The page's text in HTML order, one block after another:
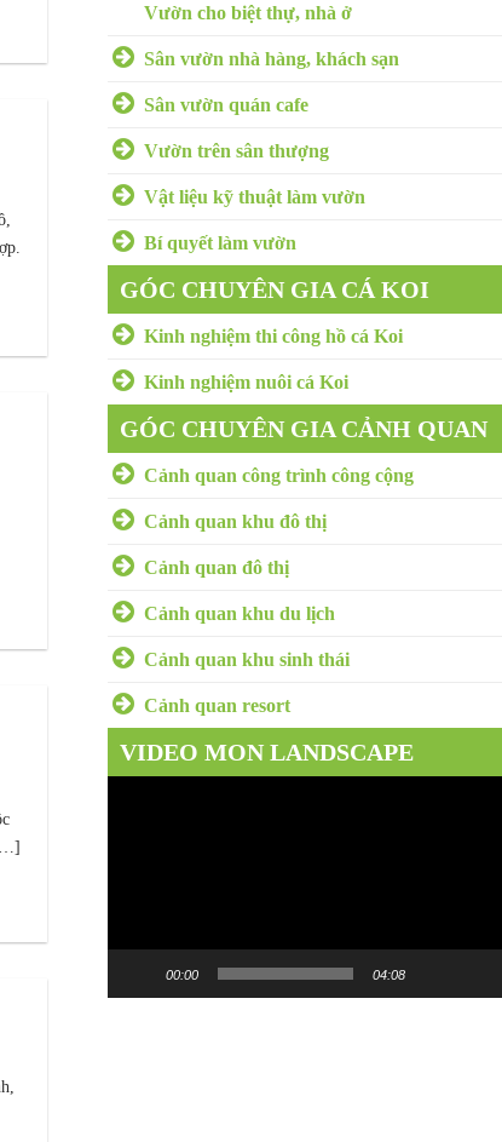
Vườn cho biệt thự, nhà ở
Sân vườn nhà hàng, khách sạn
Sân vườn quán cafe
Vườn trên sân thượng
Vật liệu kỹ thuật làm vườn
Bí quyết làm vườn
GÓC CHUYÊN GIA CÁ KOI
Kinh nghiệm thi công hồ cá Koi
Kinh nghiệm nuôi cá Koi
GÓC CHUYÊN GIA CẢNH QUAN
Cảnh quan công trình công cộng
Cảnh quan khu đô thị
Cảnh quan đô thị
Cảnh quan khu du lịch
Cảnh quan khu sinh thái
Cảnh quan resort
VIDEO MON LANDSCAPE
00:00 04:08